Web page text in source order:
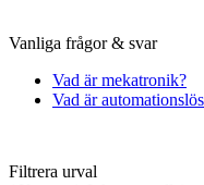
MätskalorRäknare / Displayer
Vanliga frågor & svar
Vad är mekatronik?
Vad är
Filtrera urval